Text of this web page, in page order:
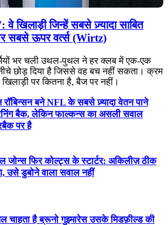
वे खिलाड़ी जिन्हें सबसे ज़्यादा साबित
सबसे ऊपर वर्त्स (Wirtz)
भर चली उथल-पुथल ने हर क्लब में एक-एक
छोड़ दिया है जिससे वह बच नहीं सकता। क्रम
पर कितना है, बैज पर नहीं।
रॉबिन्सन बने NFL के सबसे ज़्यादा वेतन पाने
बैक, लेकिन फाल्कन्स का असली सवाल
पर है
जोन्स फिर कोल्ट्स के स्टार्टर: अकिलीज़ ठीक
उसे डुबोने वाला सवाल नहीं
चाहता है ब्रूनो गुइमारेस उसके मिडफ़ील्ड की